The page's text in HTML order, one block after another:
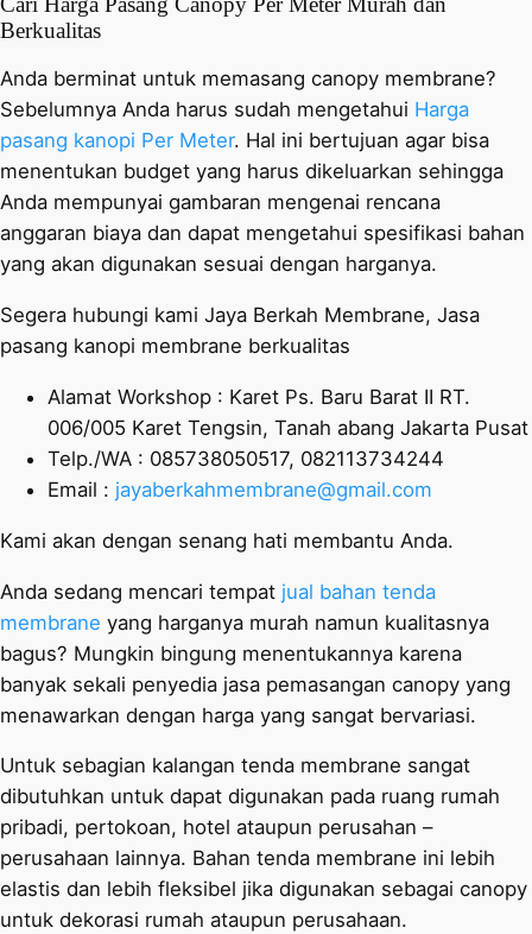
Berkualitas
Anda berminat untuk memasang canopy membrane?
Sebelumnya Anda harus sudah mengetahui Harga
pasang kanopi Per Meter. Hal ini bertujuan agar bisa
menentukan budget yang harus dikeluarkan sehingga
Anda mempunyai gambaran mengenai rencana
anggaran biaya dan dapat mengetahui spesifikasi bahan
yang akan digunakan sesuai dengan harganya.
Segera hubungi kami Jaya Berkah Membrane, Jasa
pasang kanopi membrane berkualitas
Alamat Workshop : Karet Ps. Baru Barat II RT.
006/005 Karet Tengsin, Tanah abang Jakarta Pusat
Telp./WA : 085738050517, 082113734244
Email : jayaberkahmembrane@gmail.com
Kami akan dengan senang hati membantu Anda.
Anda sedang mencari tempat jual bahan tenda
membrane yang harganya murah namun kualitasnya
bagus? Mungkin bingung menentukannya karena
banyak sekali penyedia jasa pemasangan canopy yang
menawarkan dengan harga yang sangat bervariasi.
Untuk sebagian kalangan tenda membrane sangat
dibutuhkan untuk dapat digunakan pada ruang rumah
pribadi, pertokoan, hotel ataupun perusahan –
perusahaan lainnya. Bahan tenda membrane ini lebih
elastis dan lebih fleksibel jika digunakan sebagai canopy
untuk dekorasi rumah ataupun perusahaan.